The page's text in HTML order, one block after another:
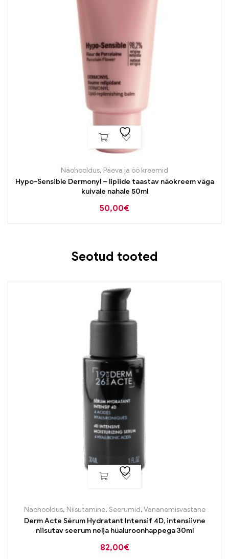
Näohooldus, Päeva ja öö kreemid
Hypo-Sensible Dermonyl – lipiide taastav näokreem väga
kuivale nahale 50ml
50,00€
Seotud tooted
Näohooldus, Niisutamine, Seerumid,Vananemisvastane
Derm Acte Sérum Hydratant Intensif 4D, intensiivne
niisutav seerum nelja hüaluroonhappega 30ml
82,00€